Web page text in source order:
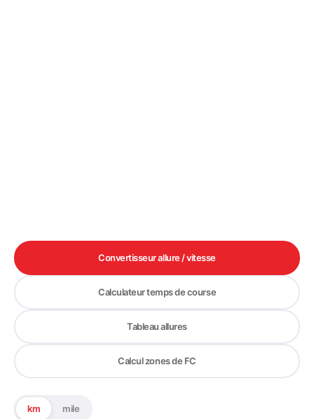
Convertisseur allure / vitesse
Calculateur temps de course
Tableau allures
Calcul zones de FC
km mile